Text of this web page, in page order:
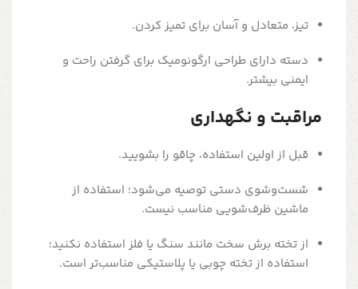
تیز، متعادل و آسان برای تمیز کردن.
دسته دارای طراحی ارگونومیک برای گرفتن راحت و
ایمنی بیشتر.
مراقبت و نگهداری
قبل از اولین استفاده، چاقو را بشویید.
شست‌وشوی دستی توصیه می‌شود؛ استفاده از
ماشین ظرف‌شویی مناسب نیست.
از تخته برش سخت مانند سنگ یا فلز استفاده نکنید؛
استفاده از تخته چوبی یا پلاستیکی مناسب‌تر است.